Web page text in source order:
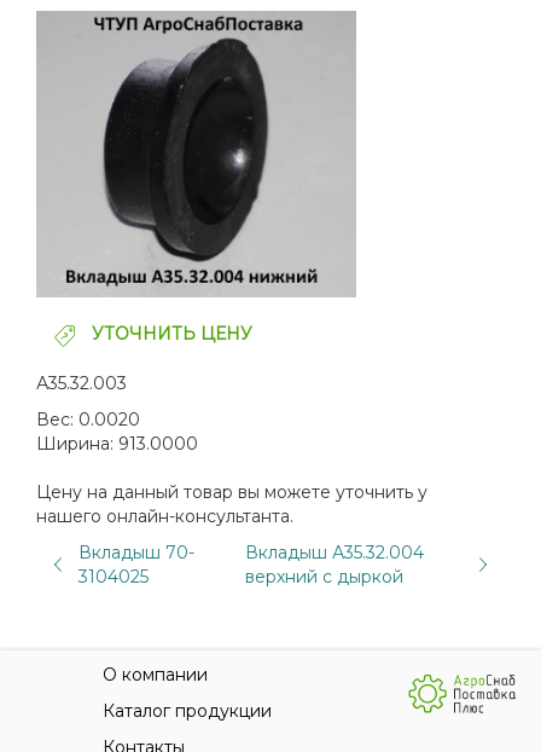
УТОЧНИТЬ ЦЕНУ
А35.32.003
Вес: 0.0020
Ширина: 913.0000
Цену на данный товар вы можете уточнить у
нашего онлайн-консультанта.
Вкладыш 70-
3104025
Вкладыш А35.32.004
верхний с дыркой
О компании
Каталог продукции
Контакты